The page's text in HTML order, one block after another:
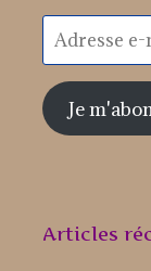
e-
Je
Articles